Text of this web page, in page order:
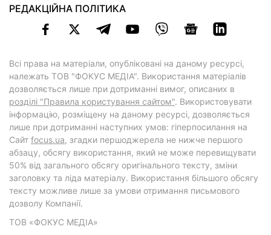
РЕДАКЦІЙНА ПОЛІТИКА
Всі права на матеріали, опубліковані на даному ресурсі,
належать ТОВ "ФОКУС МЕДІА". Використання матеріалів
дозволяється лише при дотриманні вимог, описаних в
розділі "Правила користування сайтом". Використовувати
інформацію, розміщену на даному ресурсі, дозволяється
лише при дотриманні наступних умов: гіперпосилання на
Cайт focus.ua, згадки першоджерела не нижче першого
абзацу, обсягу використання, який не може перевищувати
50% від загального обсягу оригінального тексту, зміни
заголовку та ліда матеріалу. Використання більшого обсягу
тексту можливе лише за умови отримання письмового
дозволу Компанії.
ТОВ «ФОКУС МЕДІА»